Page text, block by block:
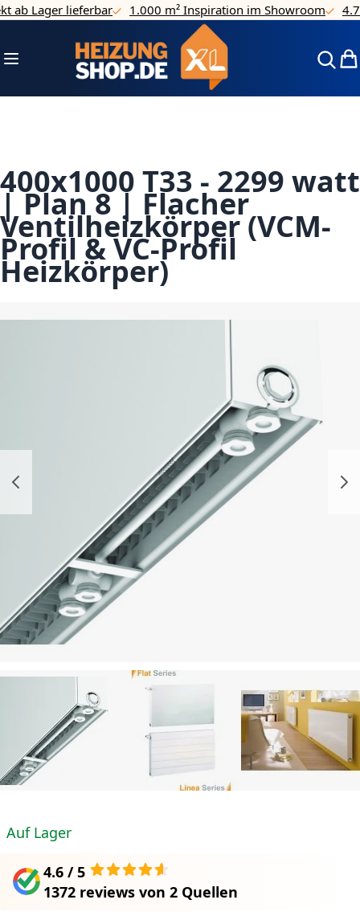
Direkt zum Inhalt
Lager lieferbar 1.000 m² Inspiration im Showroom 4.7/5
Navigation umschalten
400x1000 T33 - 2299 watt
| Plan 8 | Flacher
Ventilheizkörper (VCM-
Profil & VC-Profil
Heizkörper)
Auf Lager
4.6 / 5
1372 reviews von 2 Quellen